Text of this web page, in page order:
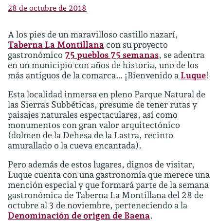
28 de octubre de 2018
A los pies de un maravilloso castillo nazarí,
Taberna La Montillana con su proyecto
gastronómico 75 pueblos 75 semanas, se adentra
en un municipio con años de historia, uno de los
más antiguos de la comarca… ¡Bienvenido a Luque!
Esta localidad inmersa en pleno Parque Natural de
las Sierras Subbéticas, presume de tener rutas y
paisajes naturales espectaculares, así como
monumentos con gran valor arquitectónico
(dolmen de la Dehesa de la Lastra, recinto
amurallado o la cueva encantada).
Pero además de estos lugares, dignos de visitar,
Luque cuenta con una gastronomía que merece una
mención especial y que formará parte de la semana
gastronómica de Taberna La Montillana del 28 de
octubre al 3 de noviembre, perteneciendo a la
Denominación de origen de Baena.